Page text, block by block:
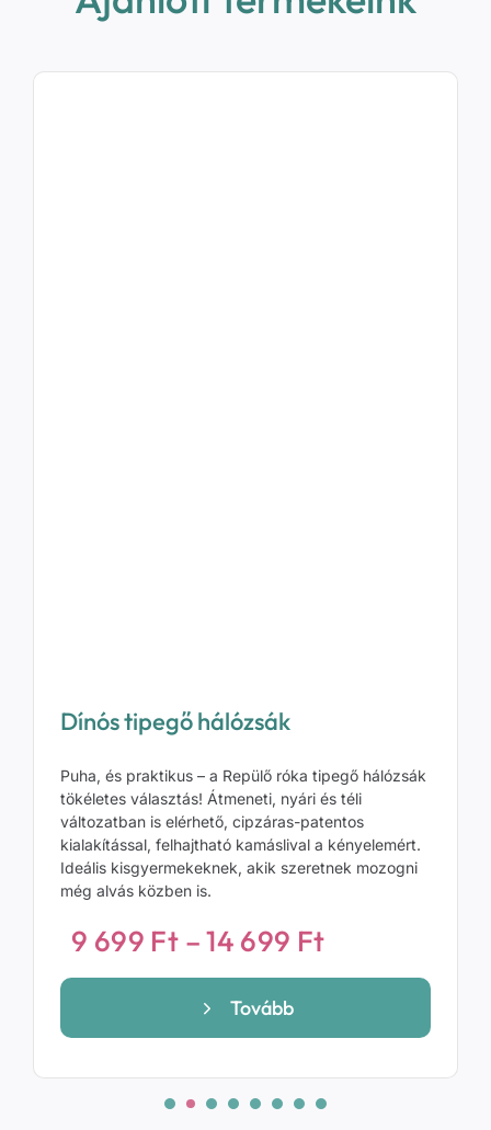
Dínós tipegő hálózsák
Puha, és praktikus – a Repülő róka tipegő hálózsák
tökéletes választás! Átmeneti, nyári és téli
változatban is elérhető, cipzáras-patentos
kialakítással, felhajtható kamáslival a kényelemért.
Ideális kisgyermekeknek, akik szeretnek mozogni
még alvás közben is.
9 699 Ft –14 699 Ft
9
-
14
699 Ft
Tovább